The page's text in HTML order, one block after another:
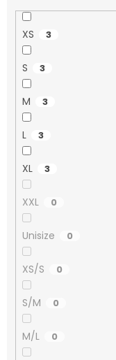
XS 3
S 3
M 3
L 3
XL 3
XXL 0
Unisize 0
XS/S 0
S/M 0
M/L 0